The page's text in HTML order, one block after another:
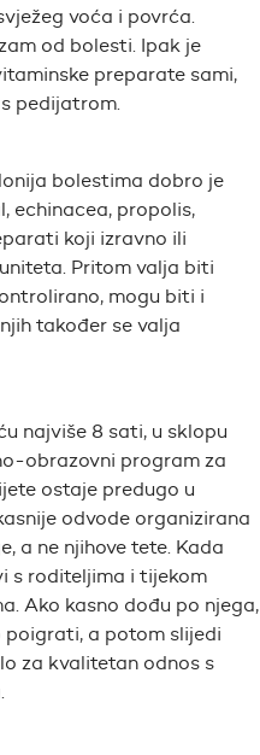
voća i povrća.
od bolesti. Ipak je
preparate sami,
pedijatrom.
bolestima dobro je
echinacea, propolis,
koji izravno ili
Pritom valja biti
mogu biti i
također se valja
najviše 8 sati, u sklopu
obrazovni program za
ostaje predugo u
odvode organizirana
a ne njihove tete. Kada
s roditeljima i tijekom
Ako kasno dođu po njega,
a potom slijedi
za kvalitetan odnos s